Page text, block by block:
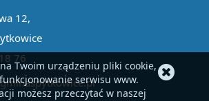
12,
76
Twoim urządzeniu pliki cookie,
serwisu www.
możesz przeczytać w naszej